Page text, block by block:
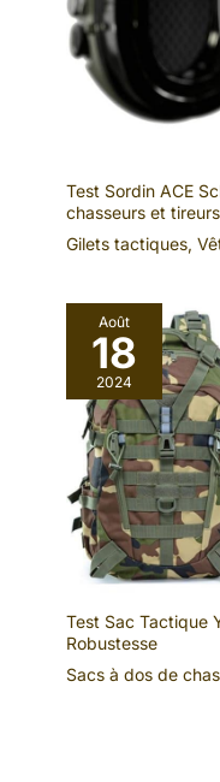
Test Sordin ACE
chasseurs et tireurs
Gilets tactiques,
Août
18
2024
Test Sac Tactique
Robustesse
Sacs à dos de